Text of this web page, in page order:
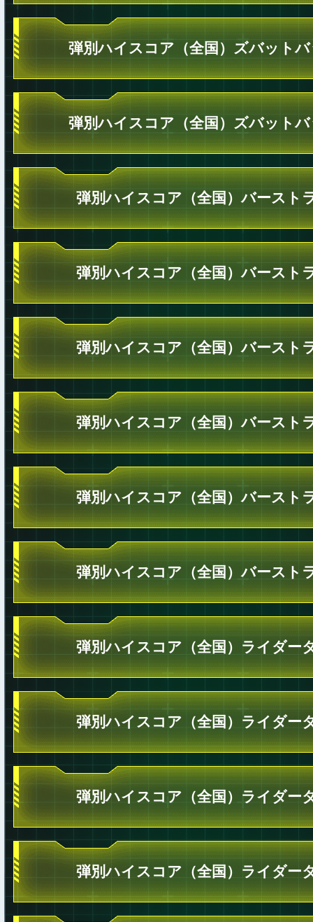
弾別ハイスコア（全国）ズバット
弾別ハイスコア（全国）ズバット
弾別ハイスコア（全国）バースト
弾別ハイスコア（全国）バースト
弾別ハイスコア（全国）バースト
弾別ハイスコア（全国）バースト
弾別ハイスコア（全国）バースト
弾別ハイスコア（全国）バースト
弾別ハイスコア（全国）ライダー
弾別ハイスコア（全国）ライダー
弾別ハイスコア（全国）ライダー
弾別ハイスコア（全国）ライダー